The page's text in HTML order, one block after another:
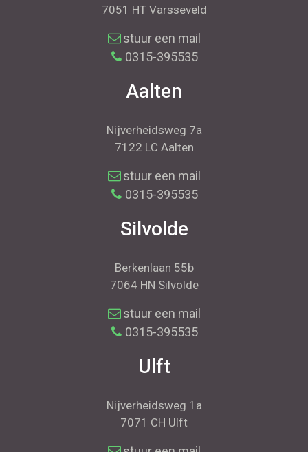
7051 HT Varsseveld
stuur een mail
0315-395535
Aalten
Nijverheidsweg 7a
7122 LC Aalten
stuur een mail
0315-395535
Silvolde
Berkenlaan 55b
7064 HN Silvolde
stuur een mail
0315-395535
Ulft
Nijverheidsweg 1a
7071 CH Ulft